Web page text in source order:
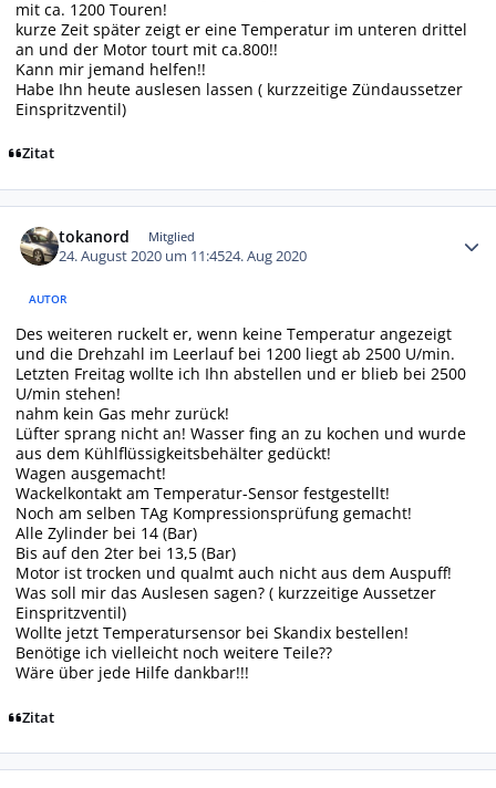
mit ca. 1200 Touren!
kurze Zeit später zeigt er eine Temperatur im unteren drittel
an und der Motor tourt mit ca.800!!
Kann mir jemand helfen!!
Habe Ihn heute auslesen lassen ( kurzzeitige Zündaussetzer
Einspritzventil)
Zitat
tokanord Mitglied
24. August 2020 um 11:4524. Aug 2020
AUTOR
Des weiteren ruckelt er, wenn keine Temperatur angezeigt
und die Drehzahl im Leerlauf bei 1200 liegt ab 2500 U/min.
Letzten Freitag wollte ich Ihn abstellen und er blieb bei 2500
U/min stehen!
nahm kein Gas mehr zurück!
Lüfter sprang nicht an! Wasser fing an zu kochen und wurde
aus dem Kühlflüssigkeitsbehälter gedückt!
Wagen ausgemacht!
Wackelkontakt am Temperatur-Sensor festgestellt!
Noch am selben TAg Kompressionsprüfung gemacht!
Alle Zylinder bei 14 (Bar)
Bis auf den 2ter bei 13,5 (Bar)
Motor ist trocken und qualmt auch nicht aus dem Auspuff!
Was soll mir das Auslesen sagen? ( kurzzeitige Aussetzer
Einspritzventil)
Wollte jetzt Temperatursensor bei Skandix bestellen!
Benötige ich vielleicht noch weitere Teile??
Wäre über jede Hilfe dankbar!!!
Zitat